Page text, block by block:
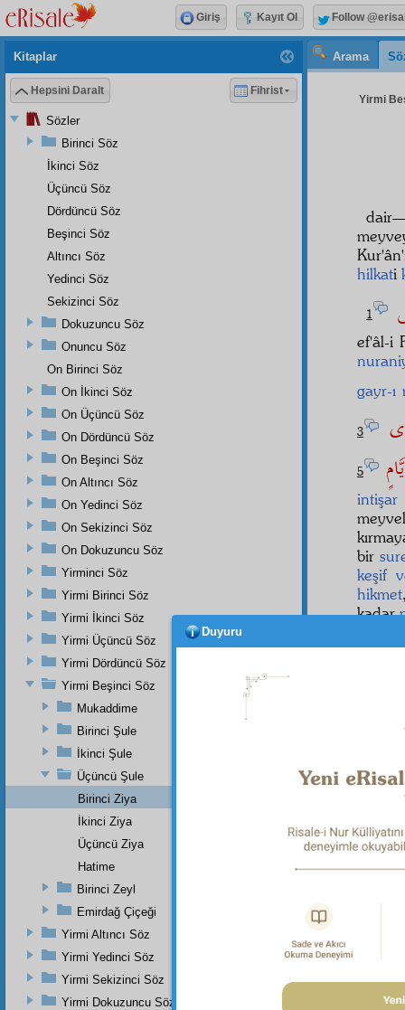
Arama
Yirmi
hilkati
1
ef'âl-i
gayr-ı
3
5
intişar
bir
keşif
hikmet
kadar
Dipnot-2
"O,
Dipnot-4
"Gökler
Kitaplar
Hepsini Daralt Fihrist
Sözler
Birinci Söz
İkinci Söz
Üçüncü Söz
Dördüncü Söz
Beşinci Söz
Altıncı Söz
Yedinci Söz
Sekizinci Söz
Dokuzuncu Söz
Onuncu Söz
On Birinci Söz
On İkinci Söz
On Üçüncü Söz
On Dördüncü Söz
On Beşinci Söz
On Altıncı Söz
On Yedinci Söz
On Sekizinci Söz
On Dokuzuncu Söz
Yirminci Söz
Yirmi Birinci Söz
Yirmi İkinci Söz
Yirmi Üçüncü Söz
Yirmi Dördüncü Söz
Yirmi Beşinci Söz
Mukaddime
Birinci Şule
İkinci Şule
Üçüncü Şule
Birinci Ziya
İkinci Ziya
Üçüncü Ziya
Hatime
Birinci Zeyl
Emirdağ Çiçeği
Yirmi Altıncı Söz
Yirmi Yedinci Söz
Yirmi Sekizinci Söz
Yirmi Dokuzuncu Söz
Giriş Kayıt Ol Follow
Duyuru